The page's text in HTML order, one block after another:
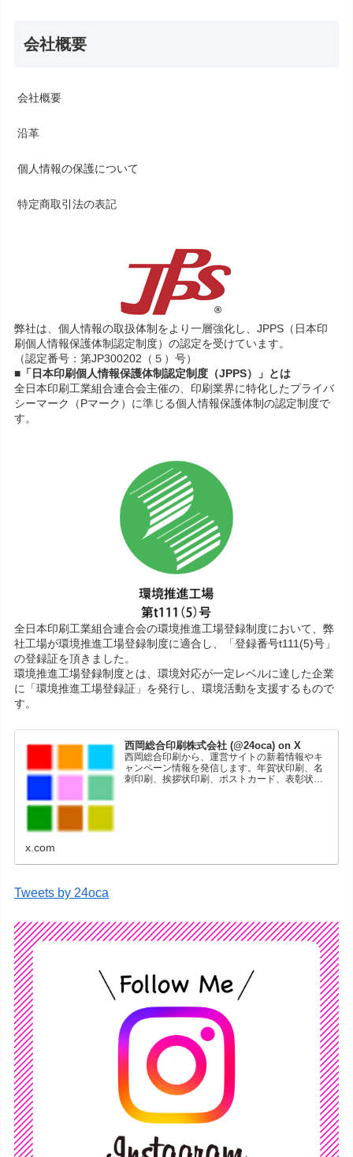
会社概要
会社概要
沿革
個人情報の保護について
特定商取引法の表記
弊社は、個人情報の取扱体制をより一層強化し、JPPS（日本印
刷個人情報保護体制認定制度）の認定を受けています。
（認定番号：第JP300202（５）号）
■「日本印刷個人情報保護体制認定制度（JPPS）」とは
全日本印刷工業組合連合会主催の、印刷業界に特化したプライバ
シーマーク（Pマーク）に準じる個人情報保護体制の認定制度で
す。
全日本印刷工業組合連合会の環境推進工場登録制度において、弊
社工場が環境推進工場登録制度に適合し、「登録番号t111(5)号」
の登録証を頂きました。
環境推進工場登録制度とは、環境対応が一定レベルに達した企業
に「環境推進工場登録証」を発行し、環境活動を支援するもので
す。
西岡総合印刷株式会社 (@24oca) on X
西岡総合印刷から、運営サイトの新着情報やキ
ャンペーン情報を発信します。年賀状印刷、名
刺印刷、挨拶状印刷、ポストカード、表彰状印
x.com
Tweets by 24oca